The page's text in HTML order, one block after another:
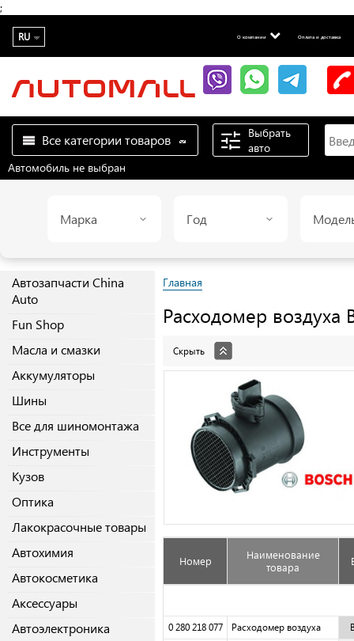
;
RU О компании Оплата и доставка
Все категории товаров
Выбрать
авто
Автомобиль не выбран
Марка Год
Автозапчасти China
Auto
Fun Shop
Масла и смазки
Аккумуляторы
Шины
Все для шиномонтажа
Инструменты
Кузов
Оптика
Лакокрасочные товары
Автохимия
Автокосметика
Аксессуары
Автоэлектроника
Главная
Расходомер воздуха
Скрыть
Номер
Наименование
товара
0 280 218 077 Расходомер воздуха